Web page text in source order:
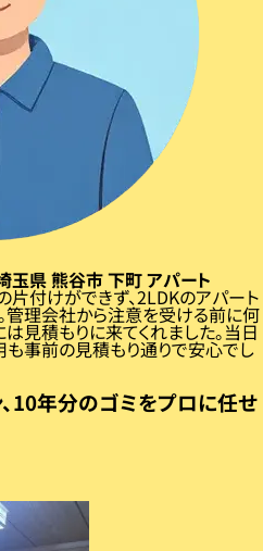
玉県熊谷市下町アパート
付けができず、2LDKのアパート
管理会社から注意を受ける前に何
見積もりに来てくれました。当日
事前の見積もり通りで安心でし
10年分のゴミをプロに任せ